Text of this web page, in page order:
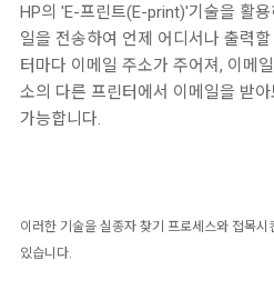
HP의 'E-프린트(E-print)'기술을 활용
일을 전송하여 언제 어디서나 출력
터마다 이메일 주소가 주어져, 이메
소의 다른 프린터에서 이메일을 받
가능합니다.
이러한 기술을 실종자 찾기 프로세스와 접목
있습니다.